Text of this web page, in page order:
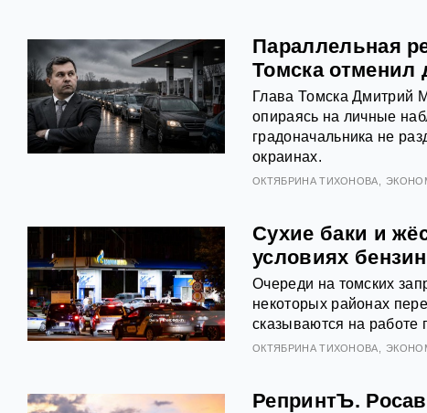
Параллельная
Томска отменил
Глава Томска Дмитрий
опираясь на личные
градоначальника не
окраинах.
ОКТЯБРИНА ТИХОНОВА
Сухие баки и
условиях
Очереди на томских
некоторых районах
сказываются на работе
ОКТЯБРИНА ТИХОНОВА
РепринтЪ.